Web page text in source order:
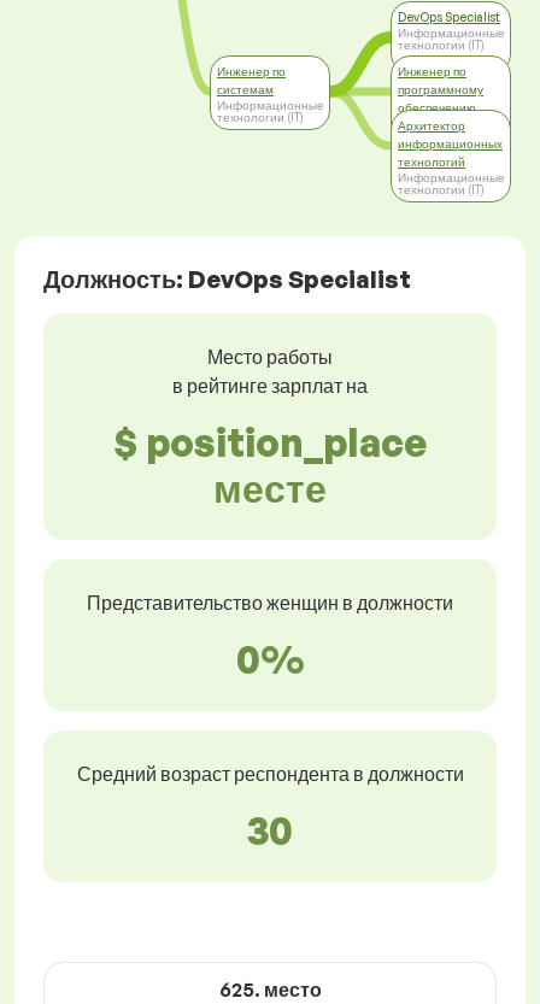
Инженер по
системам
Информационные
технологии (IT)
DevOps Specialist
Информационные
технологии (IT)
Инженер по
программному
обеспечению
Информационные
технологии (IT)
Архитектор
информационных
технологий
Информационные
технологии (IT)
Должность: DevOps Specialist
Место работы
в рейтинге зарплат на
$ position_place
месте
Представительство женщин в должности
0%
Средний возраст респондента в должности
30
625. место